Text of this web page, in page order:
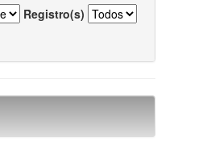
Registro(s)